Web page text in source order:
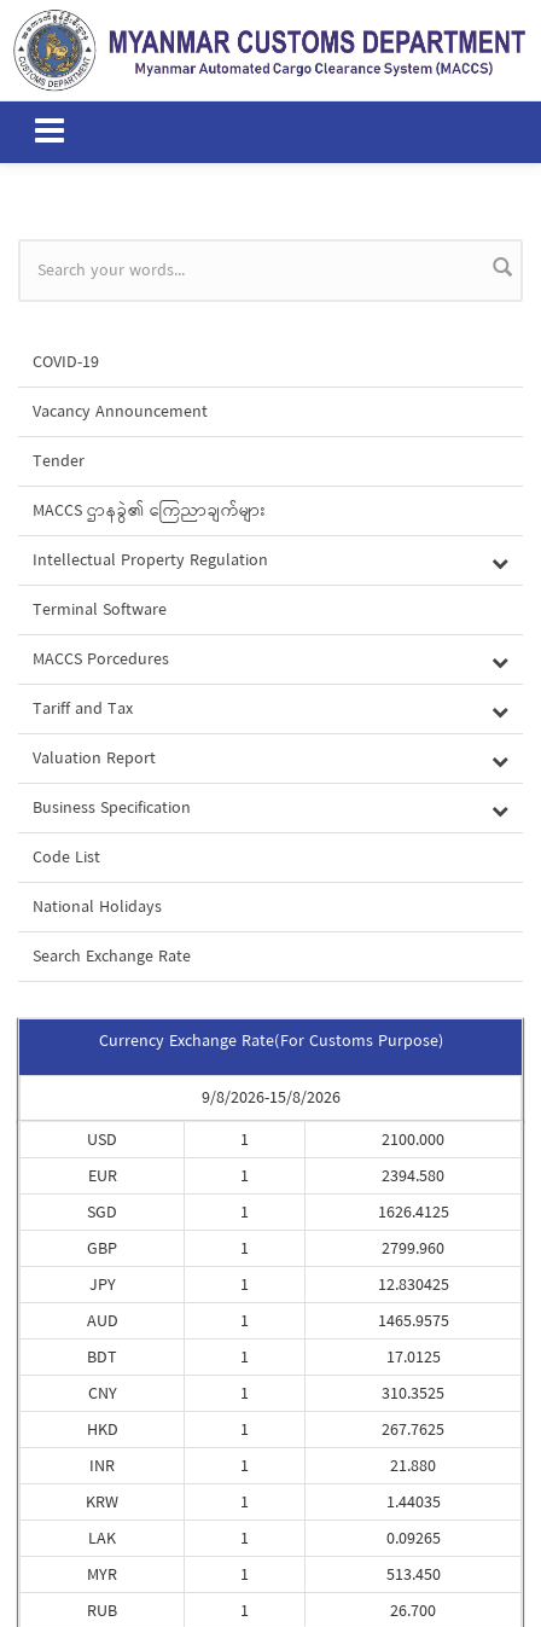
Skip to main content
Search form
COVID-19
Vacancy Announcement
Tender
MACCS ဌာနခွဲ၏ ကြေညာချက်များ
Intellectual Property Regulation
Terminal Software
MACCS Porcedures
Tariff and Tax
Valuation Report
Business Specification
Code List
National Holidays
Search Exchange Rate
Currency Exchange Rate(For Customs Purpose)
9/8/2026-15/8/2026
USD
EUR
SGD
GBP
JPY
AUD
BDT
CNY
HKD
INR
KRW
LAK
MYR
RUB
1
1
1
1
1
1
1
1
1
1
1
1
1
1
2100.000
2394.580
1626.4125
2799.960
12.830425
1465.9575
17.0125
310.3525
267.7625
21.880
1.44035
0.09265
513.450
26.700